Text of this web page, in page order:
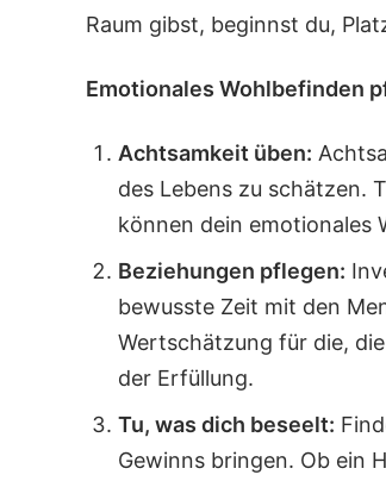
Raum gibst, beginnst du,
Emotionales Wohlbefinden
Achtsamkeit üben:
des Lebens zu schätzen.
können dein emotionales
Beziehungen pflegen:
bewusste Zeit mit den
Wertschätzung für die,
der Erfüllung.
Tu, was dich beseelt:
Gewinns bringen. Ob ein